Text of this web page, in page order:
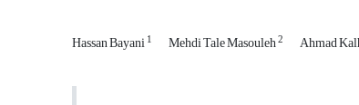
Hassan Bayani1 Mehdi Tale Masouleh2 Ahmad